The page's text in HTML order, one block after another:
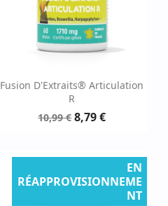
Aperçu rapide
Fusion D'Extraits® Articulation
R
10,99 € 8,79 €
EN
RÉAPPROVISIONNEME
NT